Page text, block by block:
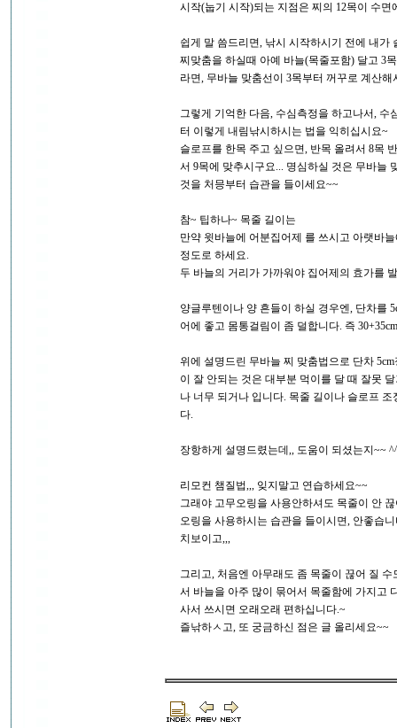
시작(눕기 시작)되는 지점은 찌의 12목이 수
쉽게 말 씀드리면, 낚시 시작하시기 전에 내가
찌맞춤을 하실때 아예 바늘(목줄포함) 달고 3
라면, 무바늘 맞춤선이 3목부터 꺼꾸로 계산해
그렇게 기억한 다음, 수심측정을 하고나서, 수
터 이렇게 내림낚시하시는 법을 익히십시요~
슬로프를 한목 주고 싶으면, 반목 올려서 8목
서 9목에 맞추시구요... 명심하실 것은 무바늘
것을 처믕부터 습관을 들이세요~~
참~ 팁하나~ 목줄 길이는
만약 윗바늘에 어분집어제 를 쓰시고 아랫바
정도로 하세요.
두 바늘의 거리가 가까워야 집어제의 효가를
양글루텐이나 양 흔들이 하실 경우엔, 단차를
어에 좋고 몸통걸림이 좀 덜합니다. 즉
위에 설명드린 무바늘 찌 맞춤법으로 단차
이 잘 안되는 것은 대부분 먹이를 달 때 잘못
나 너무 되거나 입니다. 목줄 길이나 슬로프
다.
장항하게 설명드렸는데,, 도움이 되셨는지~~
리모컨 챔질법,,, 잊지말고 연습하세요~~
그래야 고무오링을 사용안하셔도 목줄이 안
오링을 사용하시는 습관을 들이시면, 안좋습
치보이고,,,
그리고, 처음엔 아무래도 좀 목줄이 끊어 질
서 바늘을 아주 많이 묶어서 목줄함에 가지고
사서 쓰시면 오래오래 편하십니다.~
즐낚하ㅅ고, 또 궁금하신 점은 글 올리세요~~